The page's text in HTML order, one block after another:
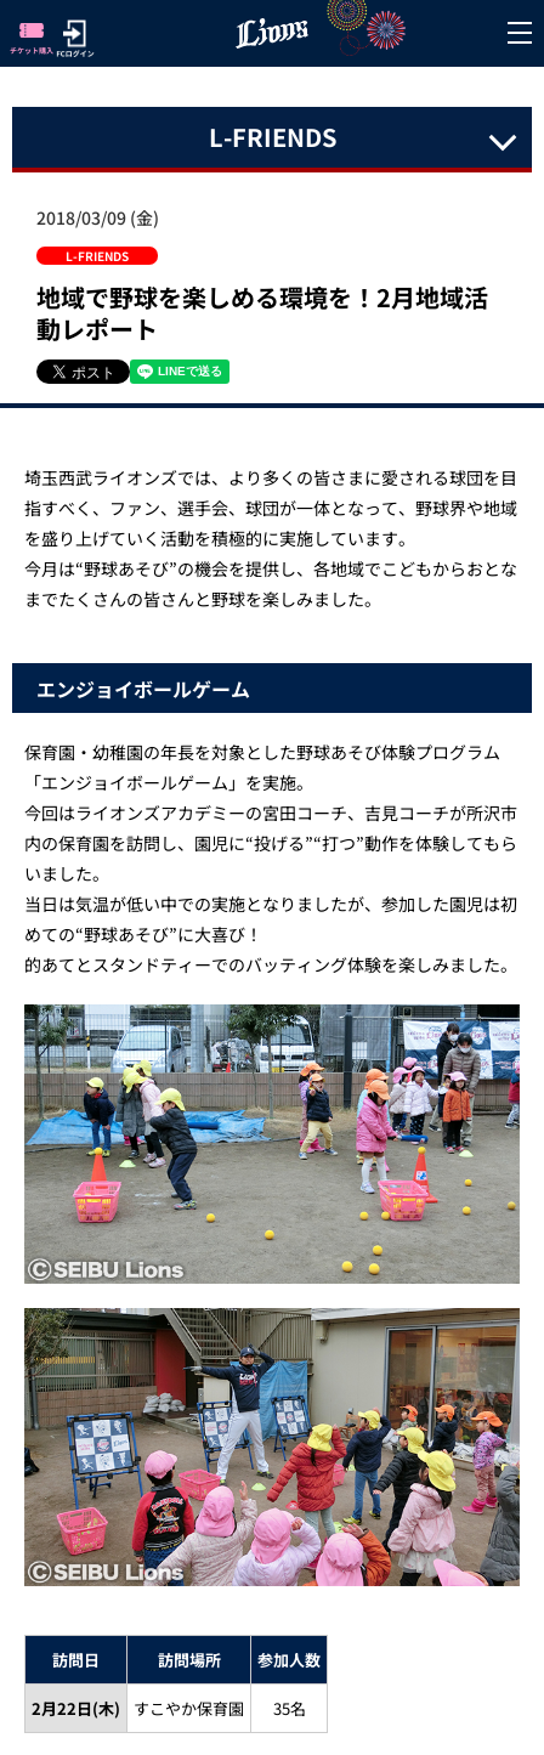
L-FRIENDS
2018/03/09 (金)
L-FRIENDS
地域で野球を楽しめる環境を！2月地域活
動レポート
埼玉西武ライオンズでは、より多くの皆さまに愛される球団を目
指すべく、ファン、選手会、球団が一体となって、野球界や地域
を盛り上げていく活動を積極的に実施しています。
今月は“野球あそび”の機会を提供し、各地域でこどもからおとな
までたくさんの皆さんと野球を楽しみました。
エンジョイボールゲーム
保育園・幼稚園の年長を対象とした野球あそび体験プログラム
「エンジョイボールゲーム」を実施。
今回はライオンズアカデミーの宮田コーチ、吉見コーチが所沢市
内の保育園を訪問し、園児に“投げる”“打つ”動作を体験してもら
いました。
当日は気温が低い中での実施となりましたが、参加した園児は初
めての“野球あそび”に大喜び！
的あてとスタンドティーでのバッティング体験を楽しみました。
訪問日 訪問場所 参加人数
2月22日(木) すこやか保育園 35名